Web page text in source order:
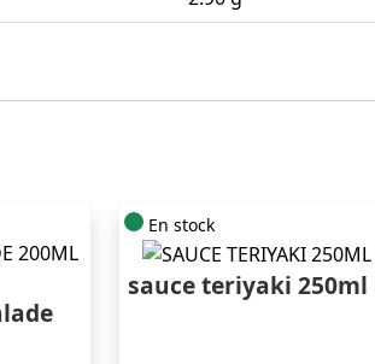
En stock
sauce teriyaki